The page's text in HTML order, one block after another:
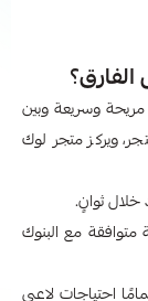
وسريعة وبين
ويركز متجر لوك
ثوانٍ.
مع البنوك
احتياجات لاعبي